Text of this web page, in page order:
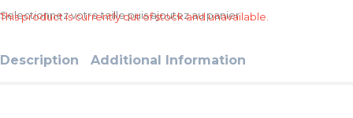
Selectionnez votre taille puis ajoutez au panier
This product is currently out of stock and unavailable.
Description Additional Information